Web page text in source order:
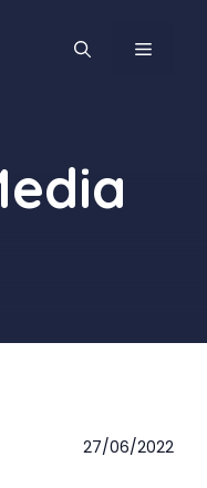
MENU
27/06/2022